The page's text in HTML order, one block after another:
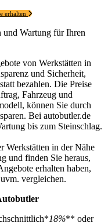
erhalten
und Wartung für Ihren
von Werkstätten in
und Sicherheit,
bezahlen. Die Preise
Fahrzeug und
können Sie durch
Bei autobutler.de
bis zum Steinschlag.
Werkstätten in der Nähe
und finden Sie heraus,
erhalten haben,
vergleichen.
18%** oder